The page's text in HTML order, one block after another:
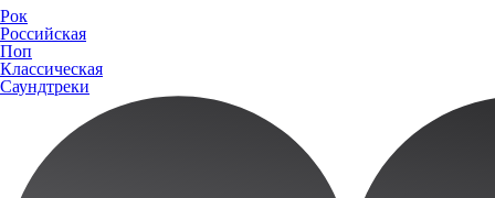
Рок
Российская
Поп
Классическая
Саундтреки